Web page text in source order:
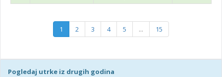
1 2 3 4 5 ... 15
Pogledaj utrke iz drugih godina